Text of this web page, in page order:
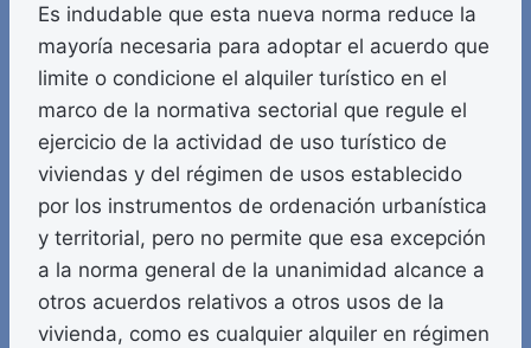
Es indudable que esta nueva norma reduce la
mayoría necesaria para adoptar el acuerdo que
limite o condicione el alquiler turístico en el
marco de la normativa sectorial que regule el
ejercicio de la actividad de uso turístico de
viviendas y del régimen de usos establecido
por los instrumentos de ordenación urbanística
y territorial, pero no permite que esa excepción
a la norma general de la unanimidad alcance a
otros acuerdos relativos a otros usos de la
vivienda, como es cualquier alquiler en régimen